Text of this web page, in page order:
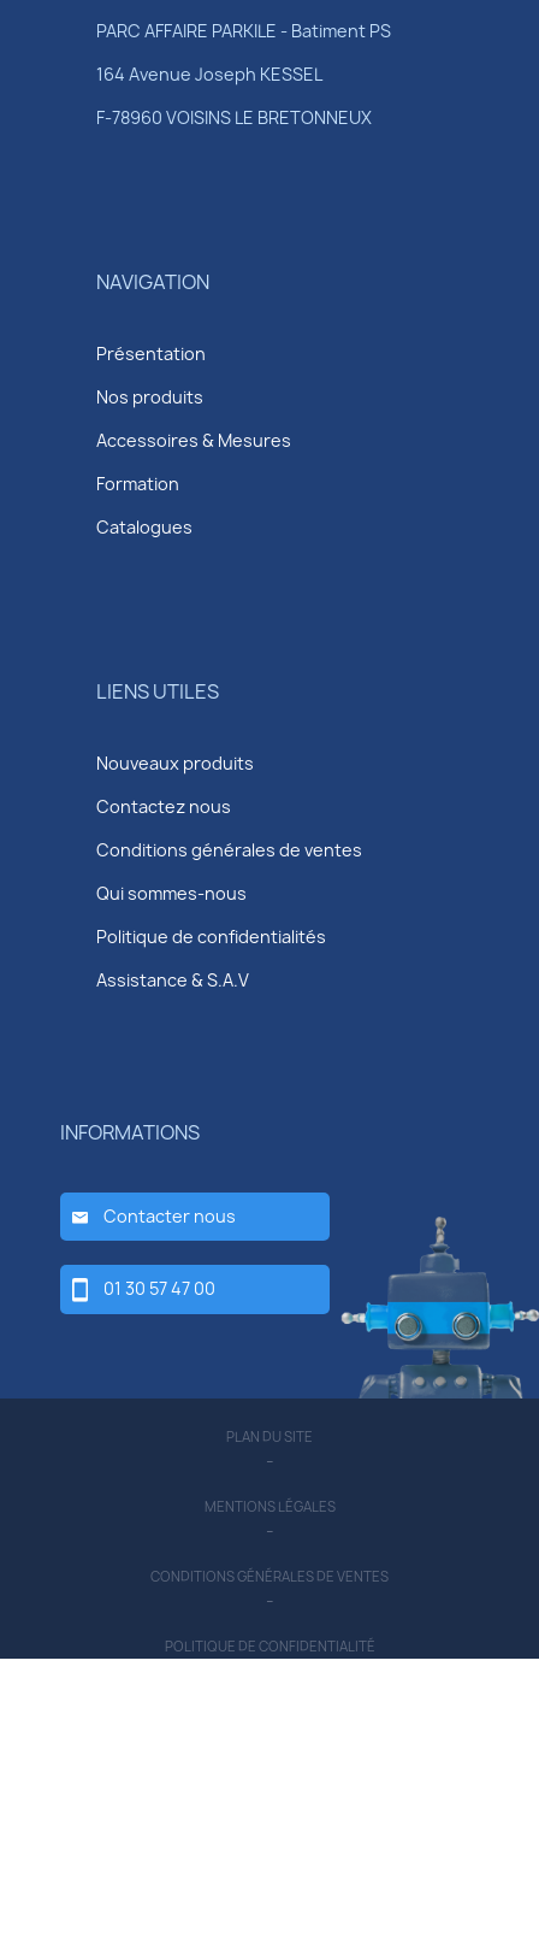
PARC AFFAIRE PARKILE - Batiment PS
164 Avenue Joseph KESSEL
F-78960 VOISINS LE BRETONNEUX
NAVIGATION
Présentation
Nos produits
Accessoires & Mesures
Formation
Catalogues
LIENS UTILES
Nouveaux produits
Contactez nous
Conditions générales de ventes
Qui sommes-nous
Politique de confidentialités
Assistance & S.A.V
INFORMATIONS
Contacter nous
01 30 57 47 00
PLAN DU SITE
-
MENTIONS LÉGALES
-
CONDITIONS GÉNÉRALES DE VENTES
-
POLITIQUE DE CONFIDENTIALITÉ